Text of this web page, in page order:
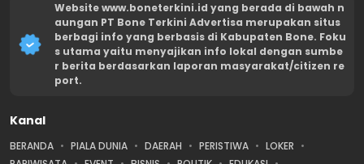
Website www.boneterkini.id yang berada di bawah n
aungan PT Bone Terkini Advertisa merupakan situs
berbagi info yang berbasis di Kabupaten Bone. Foku
s utama yaitu menyajikan info lokal dengan sumbe
r berita berdasarkan laporan masyarakat/citizen re
port.
Kanal
BERANDA PIALA DUNIA DAERAH PERISTIWA
LOKER